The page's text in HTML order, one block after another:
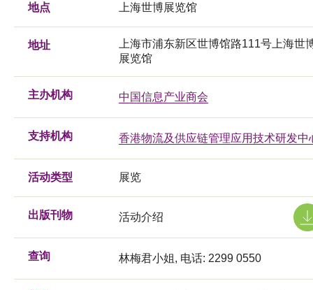
地点 上海世博展览馆
地址
上海市浦东新区世博馆路111号上海世
展览馆
主办机构 中国信息产业商会
支持机构 香港物流及供应链管理应用技术研发中
活动类型 展览
出版刊物 活动介绍
查询 林梅君小姐, 电话: 2299 0550